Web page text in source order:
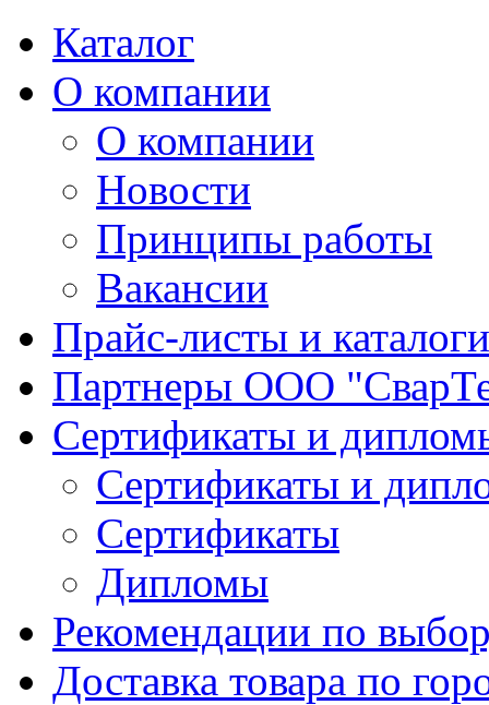
Каталог
О компании
О компании
Новости
Принципы работы
Вакансии
Прайс-листы и каталоги
Партнеры ООО
Сертификаты и
Сертификаты и
Сертификаты
Дипломы
Рекомендации по
Доставка товара по